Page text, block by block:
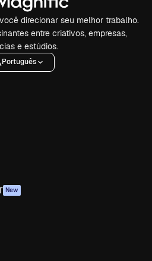
direcionar seu melhor trabalho.
entre criativos, empresas,
e estúdios.
Português
New